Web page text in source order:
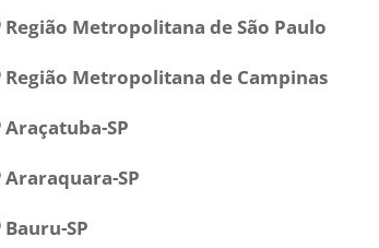
Região Metropolitana de São Paulo
Região Metropolitana de Campinas
Araçatuba-SP
Araraquara-SP
Bauru-SP